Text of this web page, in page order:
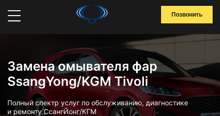
Позвонить
Замена омывателя фар
SsangYong/KGM Tivoli
Полный спектр услуг по обслуживанию, диагностике
и ремонту СсангЙонг/КГМ